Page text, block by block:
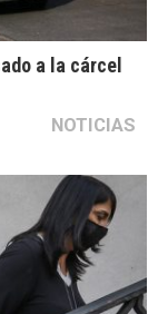
a la cárcel
NOTICIAS